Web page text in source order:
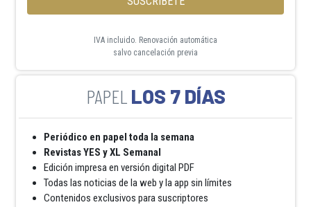
IVA incluido. Renovación automática
salvo cancelación previa
LOS 7 DÍAS
Periódico en papel toda la semana
Revistas YES y XL Semanal
Edición impresa en versión digital PDF
Todas las noticias de la web y la app sin límites
Contenidos exclusivos para suscriptores